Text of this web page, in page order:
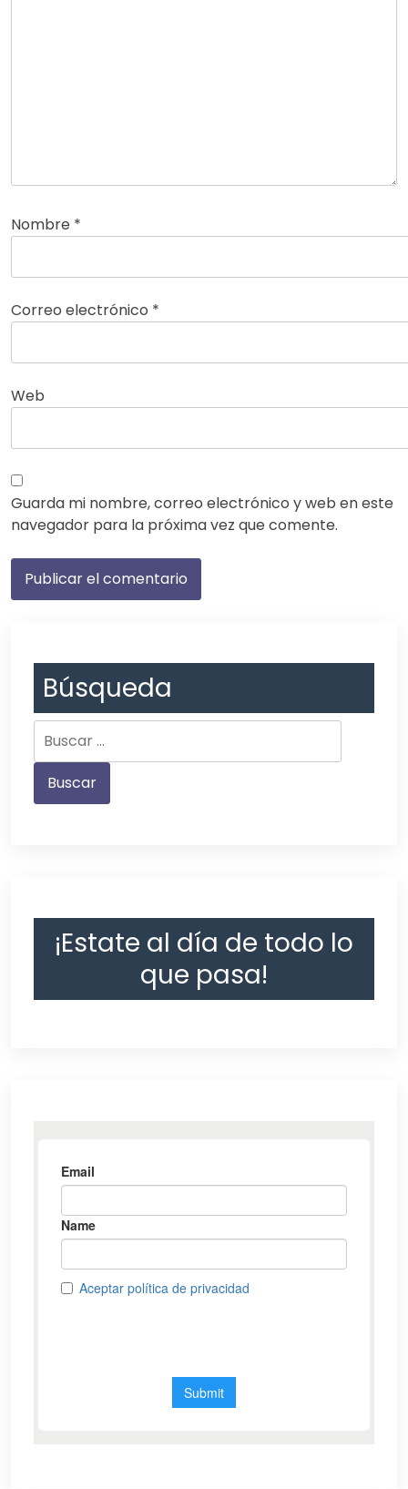
Nombre *
Correo electrónico *
Web
Guarda mi nombre, correo electrónico y web en este
navegador para la próxima vez que comente.
Búsqueda
¡Estate al día de todo lo
que pasa!